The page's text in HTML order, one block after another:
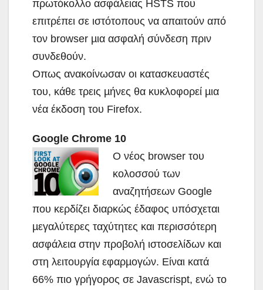
πρωτόκολλο ασφάλειας ΗSΤS που
επιτρέπει σε ιστότοπους να απαιτούν από
τον browser µια ασφαλή σύνδεση πριν
συνδεθούν.
Οπως ανακοίνωσαν οι κατασκευαστές
του, κάθε τρεις µήνες θα κυκλοφορεί µια
νέα έκδοση του Firefox.
Google Chrome 10
Ο νέος browser του
κολοσσού των
αναζητήσεων Google
που κερδίζει διαρκώς έδαφος υπόσχεται
µεγαλύτερες ταχύτητες και περισσότερη
ασφάλεια στην προβολή ιστοσελίδων και
στη λειτουργία εφαρµογών. Είναι κατά
66% πιο γρήγορος σε Javascrispt, ενώ το